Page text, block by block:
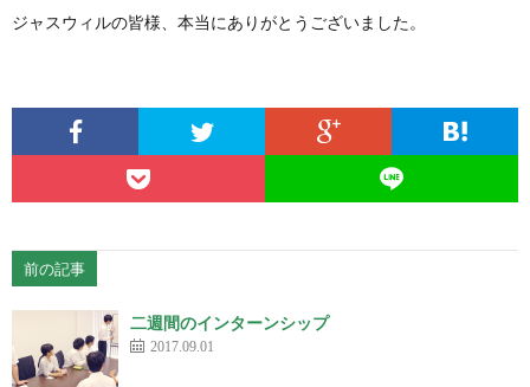
ジャスウィルの皆様、本当にありがとうございました。
前の記事
二週間のインターンシップ
2017.09.01